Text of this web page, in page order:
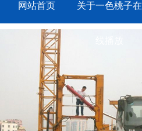
网站首页 关于一色桃子在